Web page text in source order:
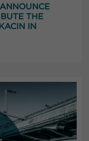
THE
IN